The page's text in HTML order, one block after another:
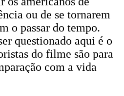
ou de se tornarem
o passar do tempo.
questionado aqui é o
do filme são para
com a vida